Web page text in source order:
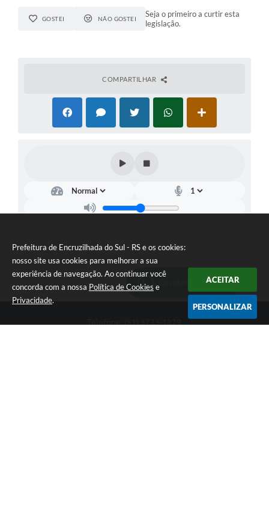
Prefeitura de Encruzilhada do Sul - RS e os cookies:
nosso site usa cookies para melhorar a sua
experiência de navegação. Ao continuar você
concorda com a nossa Política de Cookies e
Privacidade.
ACEITAR
PERSONALIZAR
GOSTEI NÃO GOSTEI
Seja o primeiro a curtir esta
legislação.
COMPARTILHAR
Ouvidoria Municipal